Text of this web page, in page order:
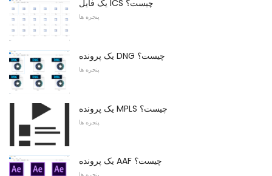
یک فایل ICS چیست؟
پنجره ها
یک پرونده DNG چیست؟
پنجره ها
یک پرونده MPLS چیست؟
پنجره ها
یک پرونده AAF چیست؟